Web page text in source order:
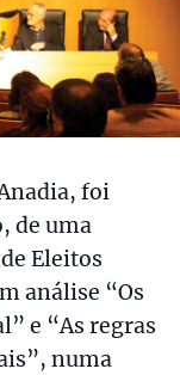
foi
de uma
Eleitos
análise “Os
e “As regras
numa